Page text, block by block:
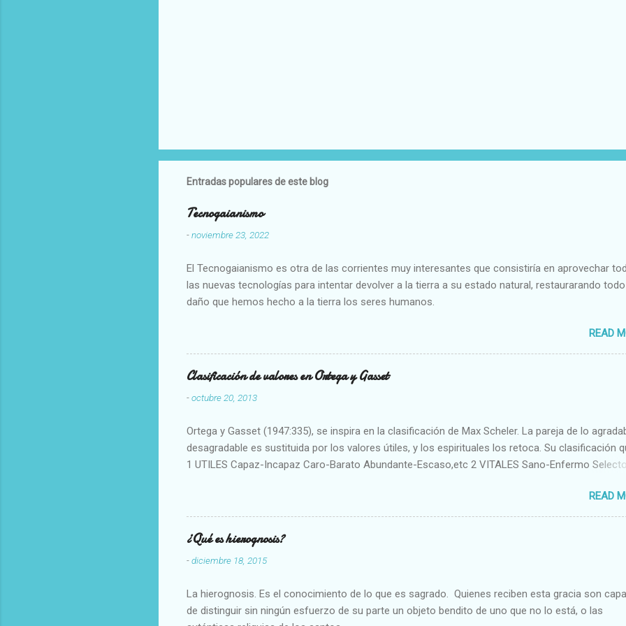
Entradas populares de este blog
Tecnogaianismo
-noviembre 23, 2022
El Tecnogaianismo es otra de las corrientes muy interesantes que consistiría en aprovechar
las nuevas tecnologías para intentar devolver a la tierra a su estado natural, restaurarando
daño que hemos hecho a la tierra los seres humanos.
READ
Clasificación de valores en Ortega y Gasset
-octubre 20, 2013
Ortega y Gasset (1947:335), se inspira en la clasificación de Max Scheler. La pareja de lo
desagradable es sustituida por los valores útiles, y los espirituales los retoca. Su clasificación
1 UTILES Capaz-Incapaz Caro-Barato Abundante-Escaso,etc 2 VITALES Sano-Enfermo
Aproximado Evidente-Probable,etc b) Morales Bueno-malo Bondadoso-malvado Justo-Injusto
Escrupuloso-Relajado Leal-Desleal,etc. d) Estéticos Bello-Feo Gracioso-Tosco Elegante-
Armonioso-Inarmonioso 4 RELIGIOSOS Santo-Pr...
READ
¿Qué es hierognosis?
-diciembre 18, 2015
La hierognosis. Es el conocimiento de lo que es sagrado. Quienes reciben esta gracia son
de distinguir sin ningún esfuerzo de su parte un objeto bendito de uno que no lo está, o las